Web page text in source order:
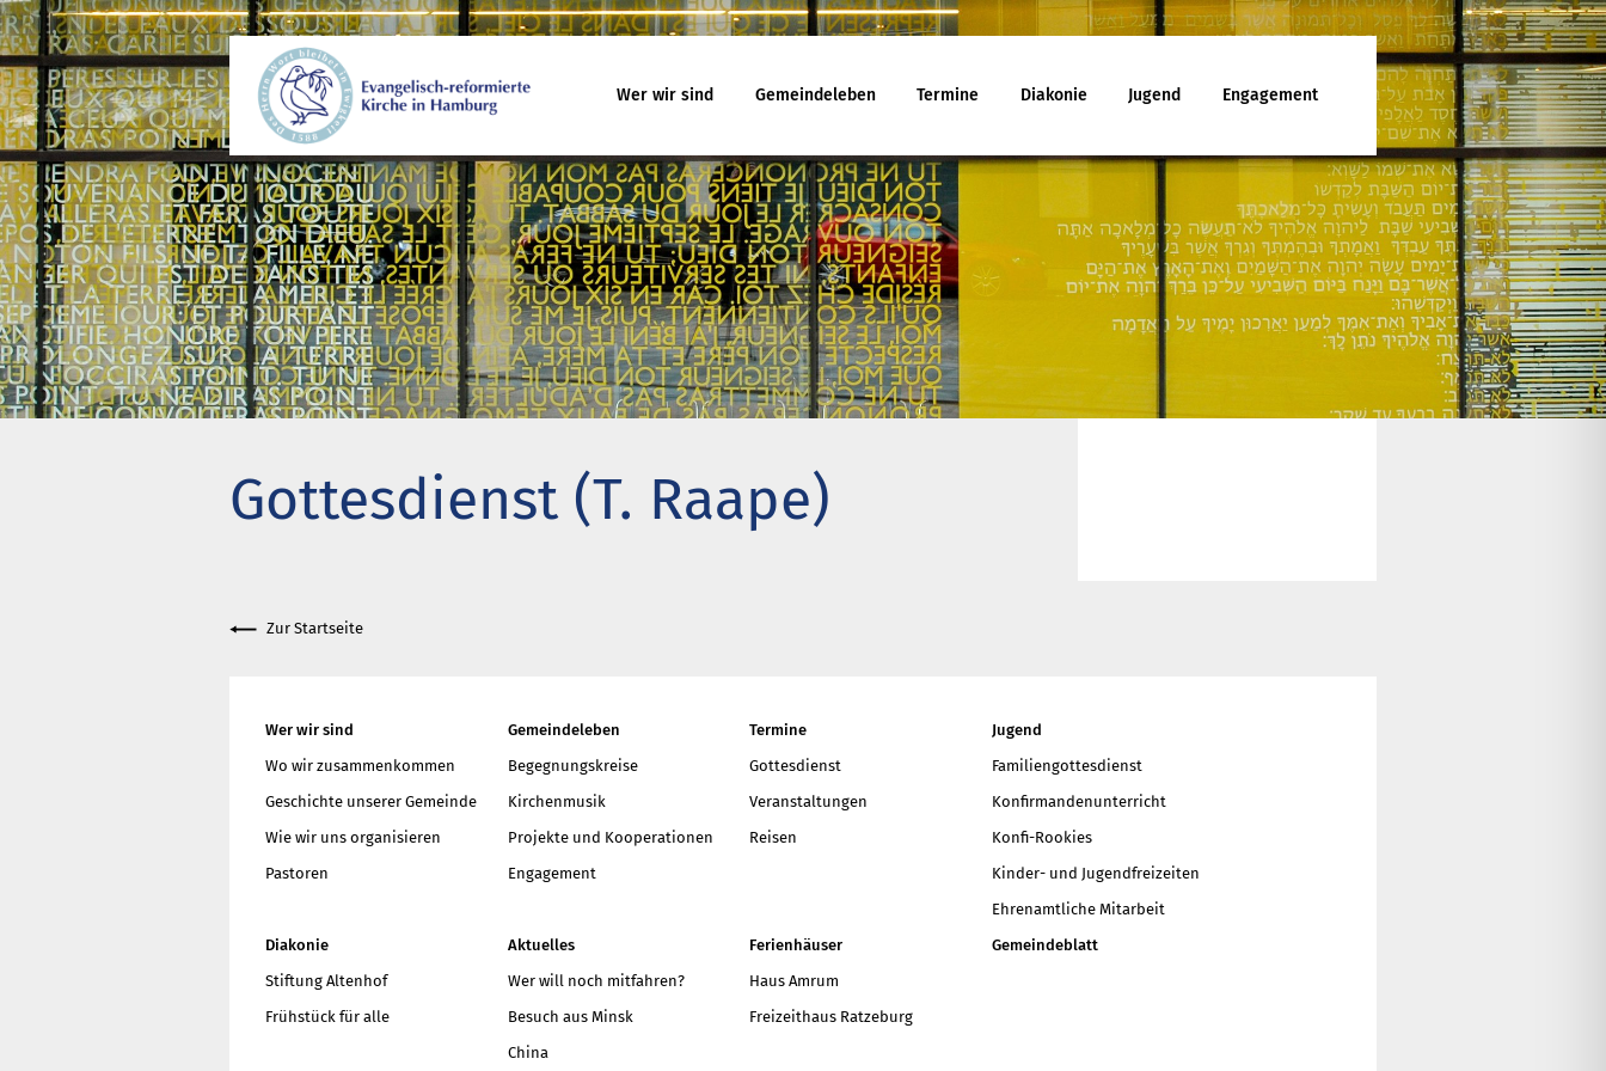
Wer wir sind Gemeindeleben Termine Diakonie Jugend Engagement
Wer wir sind
Wo wir zusammenkommen
Geschichte unserer Gemeinde
Wie wir uns organisieren
Pastoren
Gemeindeleben
Begegnungskreise
Kirchenmusik
Projekte und Kooperationen
Engagement
Termine
Gottesdienst
Veranstaltungen
Reisen
Familiengottesdienst
Konfirmandenunterricht
Diakonie
Frühstück für alle
Aktuelles
Besuch aus Minsk
Ferienhäuser
Freizeithaus Ratzeburg
Gemeindeblatt
Gottesdienst (T. Raape)
Zur Startseite
Wer wir sind
Wo wir zusammenkommen
Geschichte unserer Gemeinde
Wie wir uns organisieren
Pastoren
Gemeindeleben
Begegnungskreise
Kirchenmusik
Projekte und Kooperationen
Engagement
Termine
Gottesdienst
Veranstaltungen
Reisen
Jugend
Familiengottesdienst
Konfirmandenunterricht
Konfi-Rookies
Kinder- und Jugendfreizeiten
Ehrenamtliche Mitarbeit
Diakonie
Stiftung Altenhof
Frühstück für alle
Aktuelles
Wer will noch mitfahren?
Besuch aus Minsk
China
Ferienhäuser
Haus Amrum
Freizeithaus Ratzeburg
Gemeindeblatt